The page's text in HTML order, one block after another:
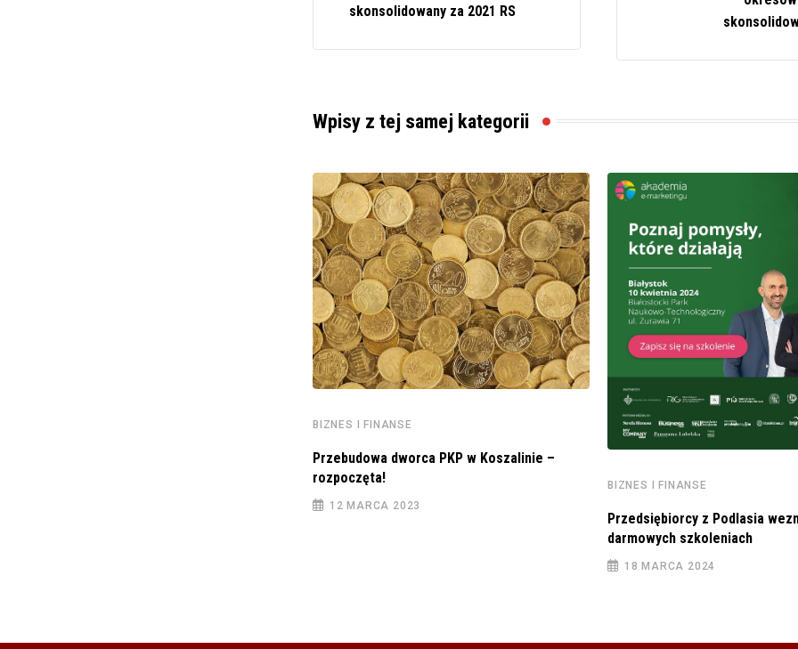
skonsolidowany za 2021 RS
Wpisy z tej samej kategorii
BIZNES I FINANSE
Przebudowa dworca PKP w Koszalinie –
rozpoczęta!
12 MARCA 2023
BIZNES I FINANSE
Przedsiębiorcy z Podlasia
darmowych szkoleniach
18 MARCA 2024